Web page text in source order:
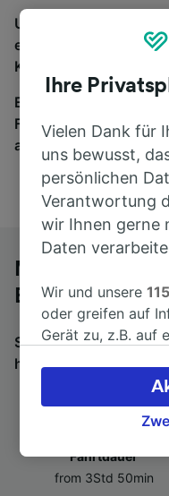
Um Bustickets zu
eine Suche und wir
Kosten für Bahn- und
Egal, wohin die Reise
Finden Sie hier
als 170 Bahn- und
Mit dem
Bremen
Suchen Sie nach
hier entlang:
Fahrtdauer
from 3Std 50min
Ihre
Vielen Dank für
uns bewusst,
persönlichen
Verantwortung
wir Ihnen gerne
Daten
Wir und unsere115
oder greifen auf
Gerät zu, z.B. auf
verarbeiten. Sie
akzeptieren oder
Ihres
besuchen Sie